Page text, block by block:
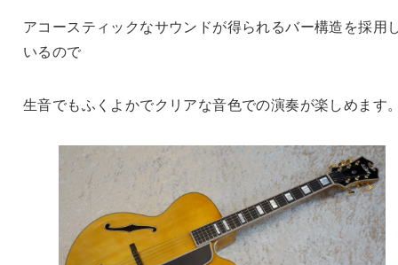
アコースティックなサウンドが得られるバー構造を採用
いるので
生音でもふくよかでクリアな音色での演奏が楽しめます